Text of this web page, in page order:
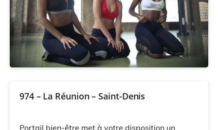
974 – La Réunion – Saint-Denis
Portail bien-être met à votre disposition un